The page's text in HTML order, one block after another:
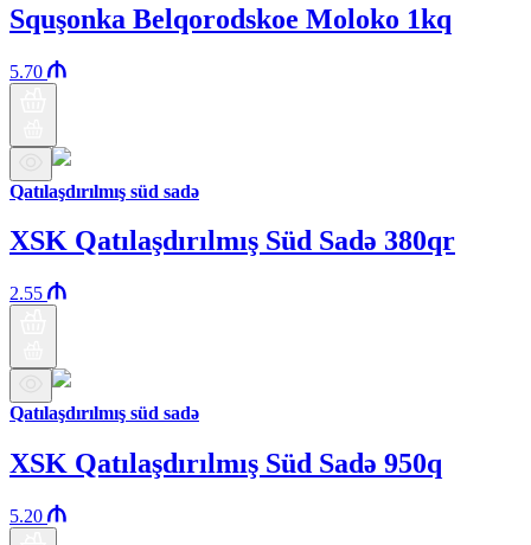
Squşonka Belqorodskoe Moloko 1kq
5.70
Qatılaşdırılmış süd sadə
XSK Qatılaşdırılmış Süd Sadə 380qr
2.55
Qatılaşdırılmış süd sadə
XSK Qatılaşdırılmış Süd Sadə 950q
5.20